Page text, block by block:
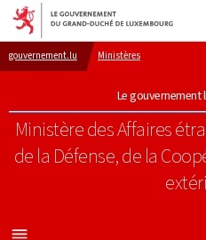
Aller au
Aller au
gouvernement.lu Ministères
Le gouvernement
Ministère des Affaires
de la Défense, de la